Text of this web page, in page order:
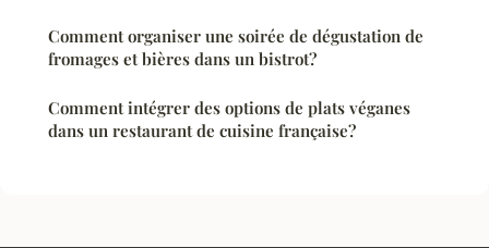
Comment organiser une soirée de dégustation de
fromages et bières dans un bistrot?
Comment intégrer des options de plats véganes
dans un restaurant de cuisine française?